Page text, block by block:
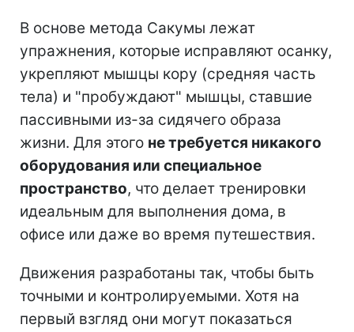
В основе метода Сакумы лежат
упражнения, которые исправляют осанку,
укрепляют мышцы кору (средняя часть
тела) и "пробуждают" мышцы, ставшие
пассивными из-за сидячего образа
жизни. Для этого не требуется никакого
оборудования или специальное
пространство, что делает тренировки
идеальным для выполнения дома, в
офисе или даже во время путешествия.
Движения разработаны так, чтобы быть
точными и контролируемыми. Хотя на
первый взгляд они могут показаться